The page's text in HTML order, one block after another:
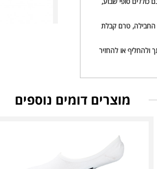
החבילה, טרם קבלת
ולהחליף או להחזיר
מוצרים דומים נוספים